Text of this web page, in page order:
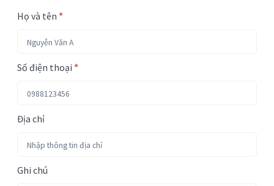
Họ và tên *
Số điện thoại *
Địa chỉ
Ghi chú